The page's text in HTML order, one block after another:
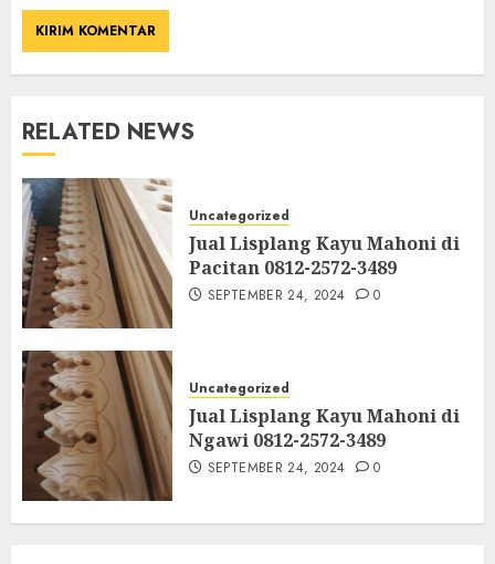
RELATED NEWS
Uncategorized
Jual Lisplang Kayu Mahoni di
Pacitan 0812-2572-3489
SEPTEMBER 24, 2024 0
Uncategorized
Jual Lisplang Kayu Mahoni di
Ngawi 0812-2572-3489
SEPTEMBER 24, 2024 0